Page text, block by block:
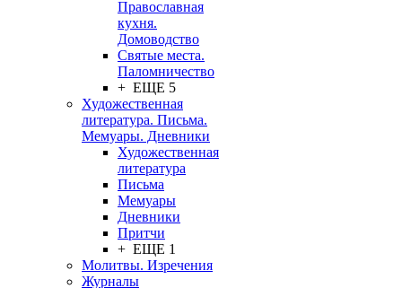
Православная
кухня.
Домоводство
Святые места.
Паломничество
+ ЕЩЕ 5
Художественная
литература. Письма.
Мемуары. Дневники
Художественная
литература
Письма
Мемуары
Дневники
Притчи
+ ЕЩЕ 1
Молитвы. Изречения
Журналы